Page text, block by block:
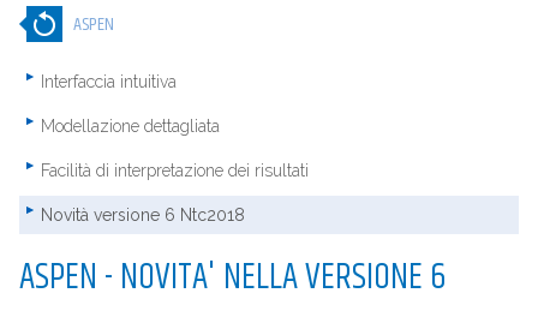
ASPEN
Interfaccia intuitiva
Modellazione dettagliata
Facilità di interpretazione dei risultati
Novità versione 6 Ntc2018
ASPEN - NOVITA' NELLA VERSIONE 6